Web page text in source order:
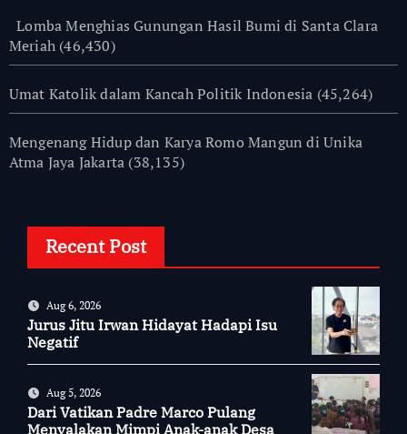
Lomba Menghias Gunungan Hasil Bumi di Santa Clara
Meriah (46,430)
Umat Katolik dalam Kancah Politik Indonesia (45,264)
Mengenang Hidup dan Karya Romo Mangun di Unika
Atma Jaya Jakarta (38,135)
Recent Post
Aug 6, 2026
Jurus Jitu Irwan Hidayat Hadapi Isu
Negatif
Aug 5, 2026
Dari Vatikan Padre Marco Pulang
Menyalakan Mimpi Anak-anak Desa